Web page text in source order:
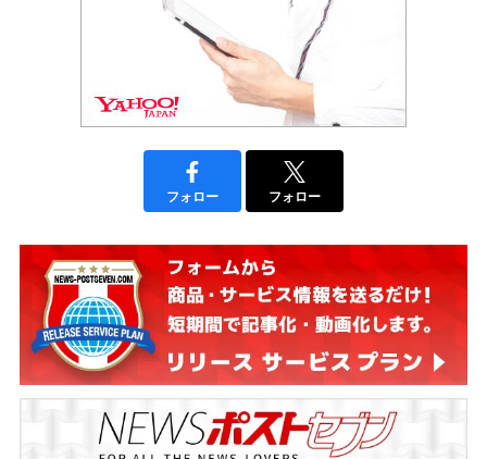
フォロー フォロー